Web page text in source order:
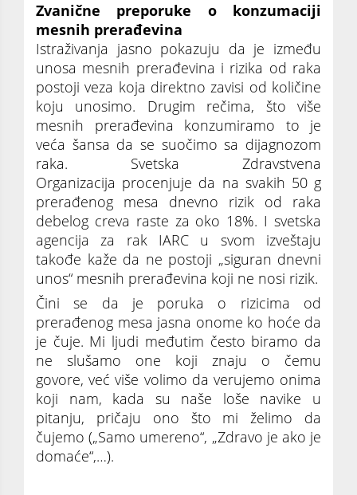
Zvanične preporuke o konzumaciji
mesnih prerađevina
Istraživanja jasno pokazuju da je između
unosa mesnih prerađevina i rizika od raka
postoji veza koja direktno zavisi od količine
koju unosimo. Drugim rečima, što više
mesnih prerađevina konzumiramo to je
veća šansa da se suočimo sa dijagnozom
raka. Svetska Zdravstvena
Organizacija procenjuje da na svakih 50 g
prerađenog mesa dnevno rizik od raka
debelog creva raste za oko 18%. I svetska
agencija za rak IARC u svom izveštaju
takođe kaže da ne postoji „siguran dnevni
unos“ mesnih prerađevina koji ne nosi rizik.
Čini se da je poruka o rizicima od
prerađenog mesa jasna onome ko hoće da
je čuje. Mi ljudi međutim često biramo da
ne slušamo one koji znaju o čemu
govore, već više volimo da verujemo onima
koji nam, kada su naše loše navike u
pitanju, pričaju ono što mi želimo da
čujemo („Samo umereno“, „Zdravo je ako je
domaće“,…).